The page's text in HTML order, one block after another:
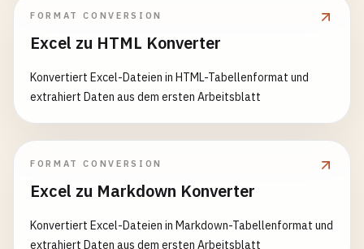
FORMAT CONVERSION
Excel zu HTML Konverter
Konvertiert Excel-Dateien in HTML-Tabellenformat und
extrahiert Daten aus dem ersten Arbeitsblatt
FORMAT CONVERSION
Excel zu Markdown Konverter
Konvertiert Excel-Dateien in Markdown-Tabellenformat und
extrahiert Daten aus dem ersten Arbeitsblatt